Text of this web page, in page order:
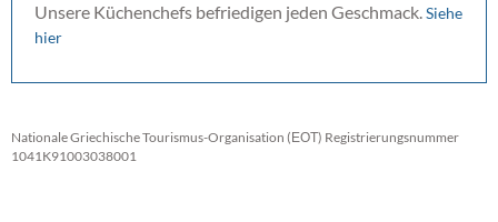
Unsere Küchenchefs befriedigen jeden Geschmack.Siehe
hier
Nationale Griechische Tourismus-Organisation (ΕΟΤ) Registrierungsnummer
1041K91003038001